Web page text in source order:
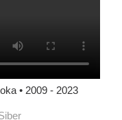
• 2009 - 2023